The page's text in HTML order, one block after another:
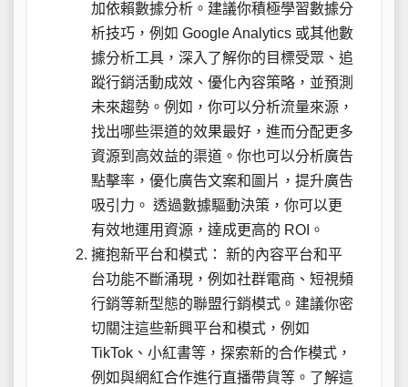
加依賴數據分析。建議你積極學習數據分
析技巧，例如 Google Analytics 或其他數
據分析工具，深入了解你的目標受眾、追
蹤行銷活動成效、優化內容策略，並預測
未來趨勢。例如，你可以分析流量來源，
找出哪些渠道的效果最好，進而分配更多
資源到高效益的渠道。你也可以分析廣告
點擊率，優化廣告文案和圖片，提升廣告
吸引力。 透過數據驅動決策，你可以更
有效地運用資源，達成更高的 ROI。
擁抱新平台和模式： 新的內容平台和平
台功能不斷涌現，例如社群電商、短視頻
行銷等新型態的聯盟行銷模式。建議你密
切關注這些新興平台和模式，例如
TikTok、小紅書等，探索新的合作模式，
例如與網紅合作進行直播帶貨等。了解這